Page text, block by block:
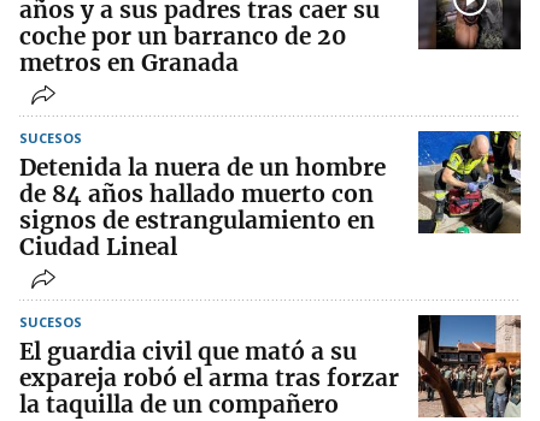
años y a sus padres tras caer su
coche por un barranco de 20
metros en Granada
SUCESOS
Detenida la nuera de un hombre
de 84 años hallado muerto con
signos de estrangulamiento en
Ciudad Lineal
SUCESOS
El guardia civil que mató a su
expareja robó el arma tras forzar
la taquilla de un compañero